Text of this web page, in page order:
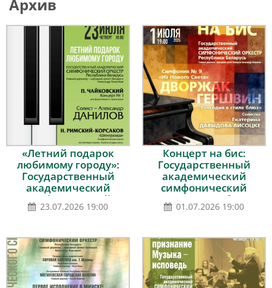
Архив
«Летний подарок
любимому городу»:
Государственный
академический
симфонический
оркестр Республики
Александр Анисимов,
солист – Александр
Данилов (фортепиано)
23.07.2026 19:00
Концерт на бис:
Государственный
академический
симфонический
оркестр Республики
Беларусь, дирижёр –
01.07.2026 19:00